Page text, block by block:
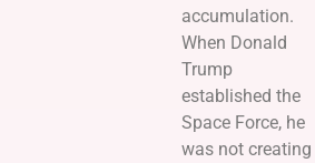
accumulation.
When Donald
Trump
established the
Space Force, he
was not creating